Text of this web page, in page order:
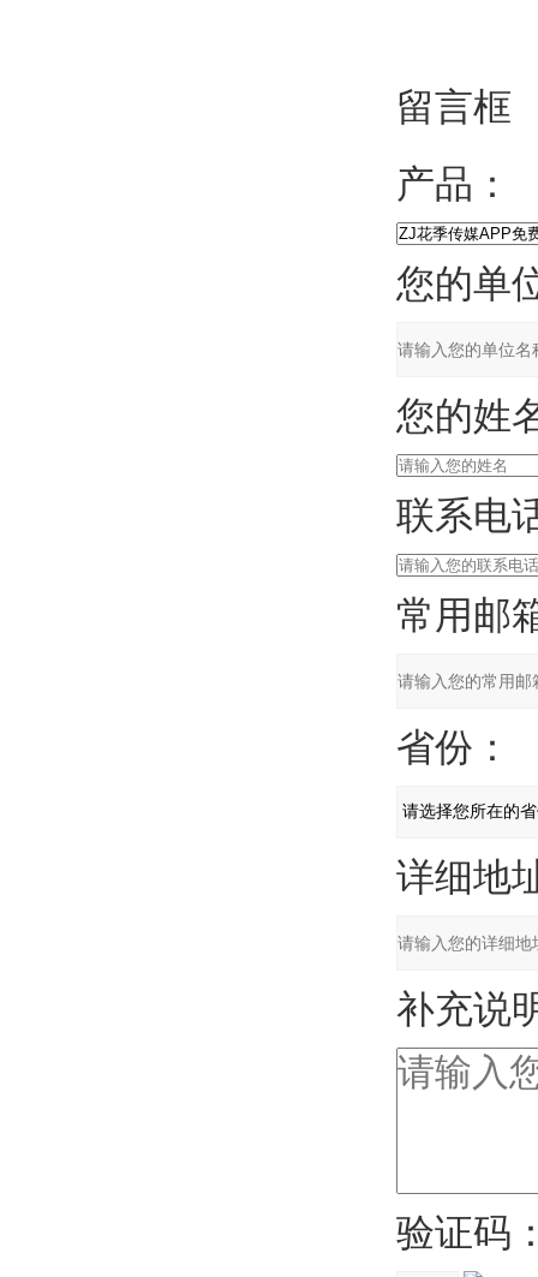
留言框
产品：
您的单位
您的姓名
联系电话
常用邮箱
省份：
详细地址
补充说明
验证码